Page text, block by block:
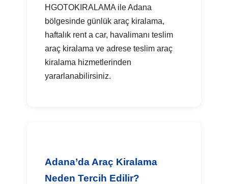
HGOTOKIRALAMA ile Adana
bölgesinde günlük araç kiralama,
haftalık rent a car, havalimanı teslim
araç kiralama ve adrese teslim araç
kiralama hizmetlerinden
yararlanabilirsiniz.
Adana’da Araç Kiralama
Neden Tercih Edilir?